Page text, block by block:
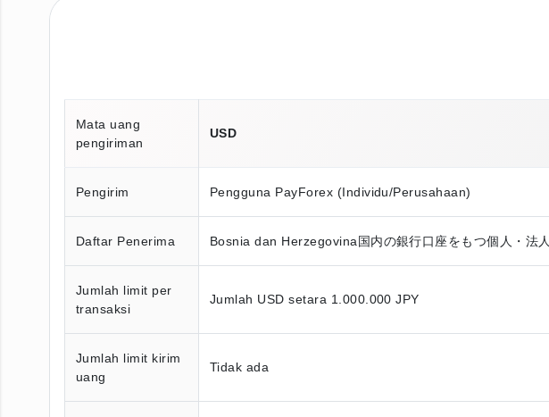
Mata uang
pengiriman
USD
Pengirim Pengguna PayForex (Individu/Perusahaan)
Daftar Penerima Bosnia dan Herzegovina国内の銀行口座をもつ個人・法人
Jumlah limit per
transaksi
Jumlah USD setara 1.000.000 JPY
Jumlah limit kirim
uang
Tidak ada